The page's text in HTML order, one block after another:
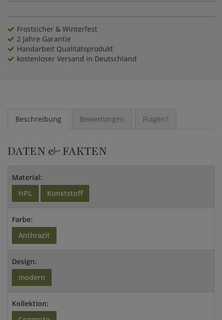
Frostsicher & Winterfest
2 Jahre Garantie
Handarbeit Qualitätsprodukt
kostenloser Versand in Deutschland
Beschreibung Bewertungen Fragen?
DATEN & FAKTEN
Material:
HPL
Kunststoff
Farbe:
Anthrazit
Design:
modern
Kollektion: